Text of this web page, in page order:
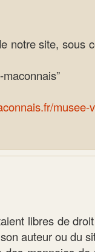
notre site, sous
musee-
libres de
auteur ou du